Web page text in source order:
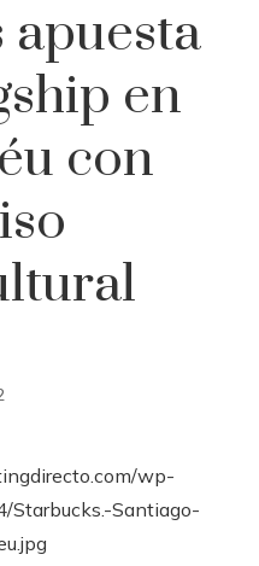
en
con